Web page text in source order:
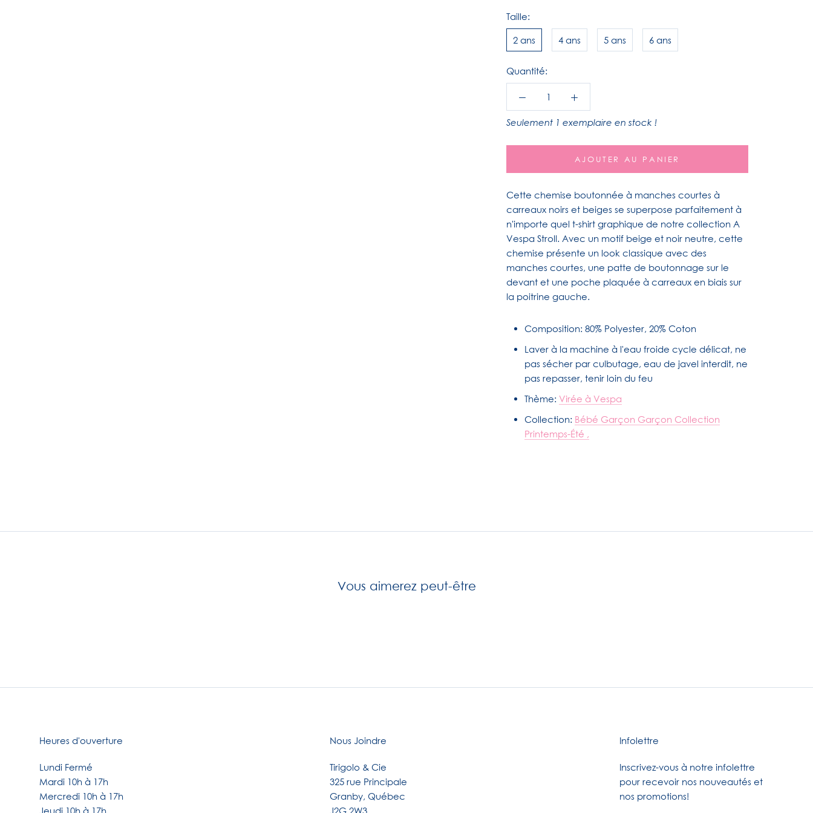
Taille:
2 ans 4 ans 5 ans 6 ans
Quantité:
Seulement 1 exemplaire en stock !
AJOUTER AU PANIER
Cette chemise boutonnée à manches courtes à
carreaux noirs et beiges se superpose parfaitement à
n'importe quel t-shirt graphique de notre collection A
Vespa Stroll. Avec un motif beige et noir neutre, cette
chemise présente un look classique avec des
manches courtes, une patte de boutonnage sur le
devant et une poche plaquée à carreaux en biais sur
la poitrine gauche.
Composition: 80% Polyester, 20% Coton
Laver à la machine à l'eau froide cycle délicat, ne
pas sécher par culbutage, eau de javel interdit, ne
pas repasser, tenir loin du feu
Thème: Virée à Vespa
Collection: Bébé Garçon Garçon Collection
Printemps-Été ,
Vous aimerez peut-être
Heures d'ouverture
Lundi Fermé
Mardi 10h à 17h
Mercredi 10h à 17h
Jeudi 10h à 17h
Nous Joindre
Tirigolo & Cie
325 rue Principale
Granby, Québec
J2G 2W3
Infolettre
Inscrivez-vous à notre infolettre
pour recevoir nos nouveautés et
nos promotions!